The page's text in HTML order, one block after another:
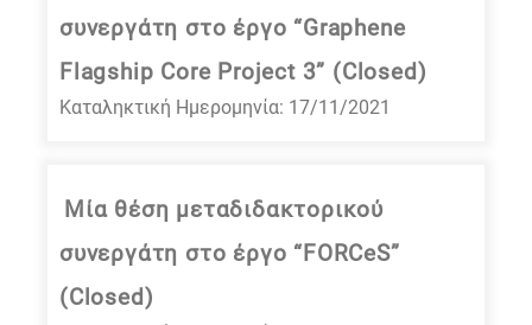
συνεργάτη στο έργο “Graphene
Flagship Core Project 3” (Closed)
Καταληκτική Ημερομηνία: 17/11/2021
Μία θέση μεταδιδακτορικού
συνεργάτη στο έργο “FORCeS”
(Closed)